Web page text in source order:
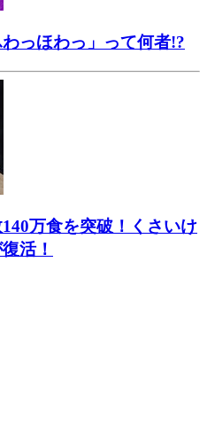
っほわっ」って何者!?
万食を突破！くさいけ
活！